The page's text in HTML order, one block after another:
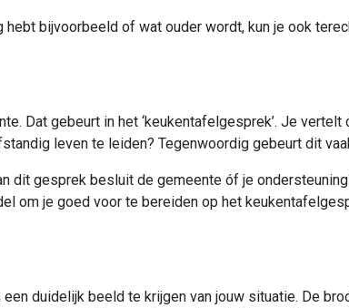
bijvoorbeeld of wat ouder wordt, kun je ook
Dat gebeurt in het ‘keukentafelgesprek’. Je vertelt
leven te leiden? Tegenwoordig gebeurt dit
dit gesprek besluit de gemeente óf je
om je goed voor te bereiden op het
duidelijk beeld te krijgen van jouw situatie. De